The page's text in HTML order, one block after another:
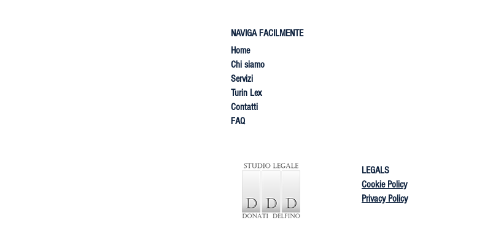
NAVIGA FACILMENTE
Home
Chi siamo
​Servizi
Turin Lex
Contatti
FAQ
LEGALS
Cookie Policy
Privacy Policy